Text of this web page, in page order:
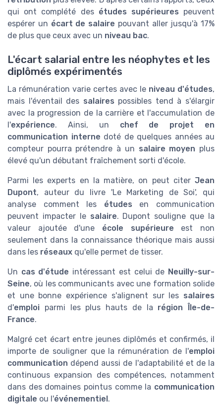
qui ont complété des études supérieures peuvent
espérer un écart de salaire pouvant aller jusqu'à 17%
de plus que ceux avec un niveau bac.
L'écart salarial entre les néophytes et les
diplômés expérimentés
La rémunération varie certes avec le niveau d'études,
mais l'éventail des salaires possibles tend à s'élargir
avec la progression de la carrière et l'accumulation de
l'expérience. Ainsi, un chef de projet en
communication interne doté de quelques années au
compteur pourra prétendre à un salaire moyen plus
élevé qu'un débutant fraîchement sorti d'école.
Parmi les experts en la matière, on peut citer Jean
Dupont, auteur du livre 'Le Marketing de Soi', qui
analyse comment les études en communication
peuvent impacter le salaire. Dupont souligne que la
valeur ajoutée d'une école supérieure est non
seulement dans la connaissance théorique mais aussi
dans les réseaux qu'elle permet de tisser.
Un cas d'étude intéressant est celui de Neuilly-sur-
Seine, où les communicants avec une formation solide
et une bonne expérience s'alignent sur les salaires
d'emploi parmi les plus hauts de la région Île-de-
France.
Malgré cet écart entre jeunes diplômés et confirmés, il
importe de souligner que la rémunération de l'emploi
communication dépend aussi de l'adaptabilité et de la
continuous expansion des compétences, notamment
dans des domaines pointus comme la communication
digitale ou l'événementiel .